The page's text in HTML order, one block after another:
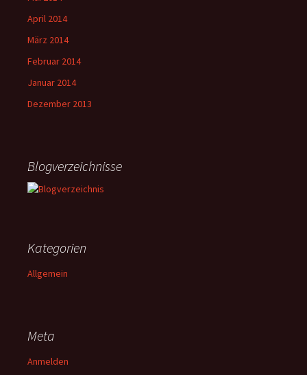
April 2014
März 2014
Februar 2014
Januar 2014
Dezember 2013
Blogverzeichnisse
Kategorien
Allgemein
Meta
Anmelden